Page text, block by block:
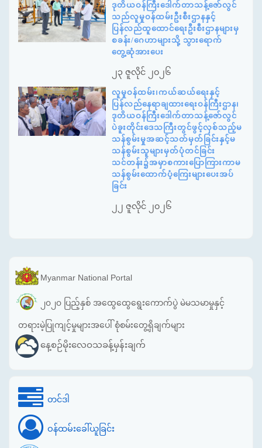
ဒုတိယဝန်ကြီးဒေါက်တာသန့်ဇော်လွင်
သည်လူမှုဝန်ထမ်းဦးစီးဌာနနှင့်
ပြန်လည်ထူထောင်ရေးဦးစီးဌာနများမှ
စခန်း/ဂေဟာများသို့ သွားရောက်
တွေ့ဆုံအားပေး
၂၃ ဇူလိုင် ၂၀၂၆
လူမှုဝန်ထမ်း၊ကယ်ဆယ်ရေးနှင့်
ပြန်လည်နေရာချထားရေးဝန်ကြီးဌာန၊
ဒုတိယဝန်ကြီးဒေါက်တာသန့်ဇော်လွင်
ပဲခူးတိုင်းဒေသကြီးတွင်ဖွင့်လှစ်သည့်မ
သန်စွမ်းမှုအဆင့်သတ်မှတ်ခြင်းနှင့်မ
သန်စွမ်းသူများမှတ်ပုံတင်ခြင်း
သင်တန်း၌အမှာစကားပြောကြားကာမ
သန်စွမ်းထောက်ပံ့ကြေးများပေးအပ်
ခြင်း
၂၂ ဇူလိုင် ၂၀၂၆
Myanmar National Portal
၂၀၂၀ ပြည့်နှစ် အထွေထွေရွေးကောက်ပွဲ မဲမသမာမှုနှင့်
တရားမဲ့ပြုကျင့်မှုများအပေါ် စုံစမ်းတွေ့ရှိချက်များ
နေ့စဉ်မိုးလေဝသခန့်မှန်းချက်
တင်ဒါ
ဝန်ထမ်းခေါ်ယူခြင်း